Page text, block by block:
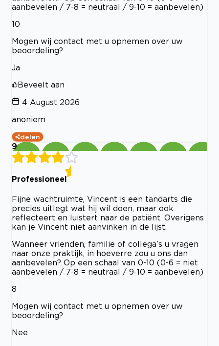
aanbevelen / 7-8 = neutraal / 9-10 = aanbevelen)
10
Mogen wij contact met u opnemen over uw
beoordeling?
Ja
Beveelt aan
4 August 2026
anoniem
delen
9
Professioneel
Fijne wachtruimte, Vincent is een tandarts die
precies uitlegt wat hij wil doen, maar ook
reflecteert en luistert naar de patiënt. Overigens
kan je Vincent niet aanvinken in de lijst.
Wanneer vrienden, familie of collega’s u vragen
naar onze praktijk, in hoeverre zou u ons dan
aanbevelen? Op een schaal van 0-10 (0-6 = niet
aanbevelen / 7-8 = neutraal / 9-10 = aanbevelen)
8
Mogen wij contact met u opnemen over uw
beoordeling?
Nee